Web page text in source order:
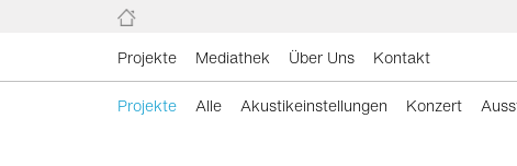
Projekte Mediathek Über Uns Kontakt
Projekte Alle Akustikeinstellungen Konzert